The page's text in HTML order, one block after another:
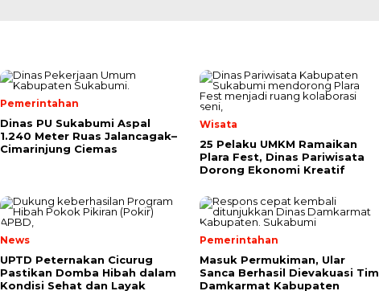
Pemerintahan
Dinas PU Sukabumi Aspal
1.240 Meter Ruas Jalancagak–
Cimarinjung Ciemas
Wisata
25 Pelaku UMKM Ramaikan
Plara Fest, Dinas Pariwisata
Dorong Ekonomi Kreatif
News
UPTD Peternakan Cicurug
Pastikan Domba Hibah dalam
Kondisi Sehat dan Layak
Pemerintahan
Masuk Permukiman, Ular
Sanca Berhasil Dievakuasi Tim
Damkarmat Kabupaten